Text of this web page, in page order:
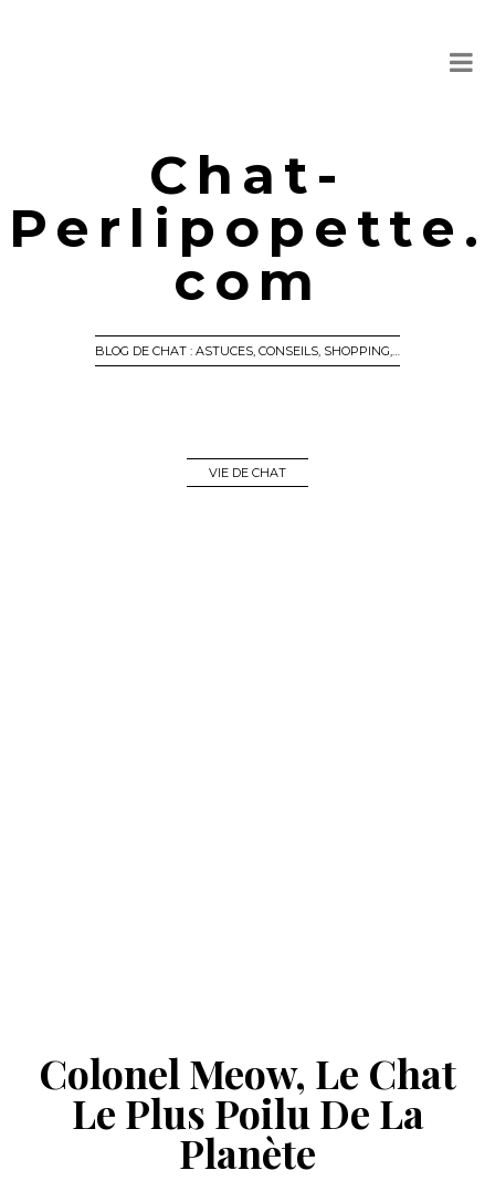
Chat-
Perlipopette.
com
BLOG DE CHAT : ASTUCES, CONSEILS, SHOPPING,…
VIE DE CHAT
Colonel Meow, Le Chat
Le Plus Poilu De La
Planète